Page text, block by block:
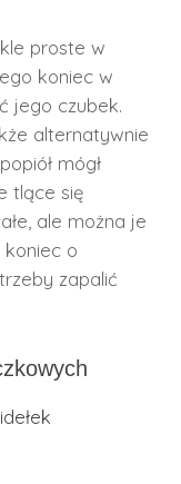
proste w
koniec w
jego czubek.
alternatywnie
mógł
tlące się
ale można je
o
zapalić